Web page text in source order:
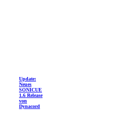
Update:
Neues
SONICUE
1.6 Release
von
Dynacord